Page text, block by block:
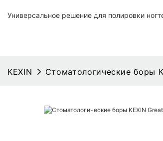
Универсальное решение для полировки
KEXIN Стоматологические боры